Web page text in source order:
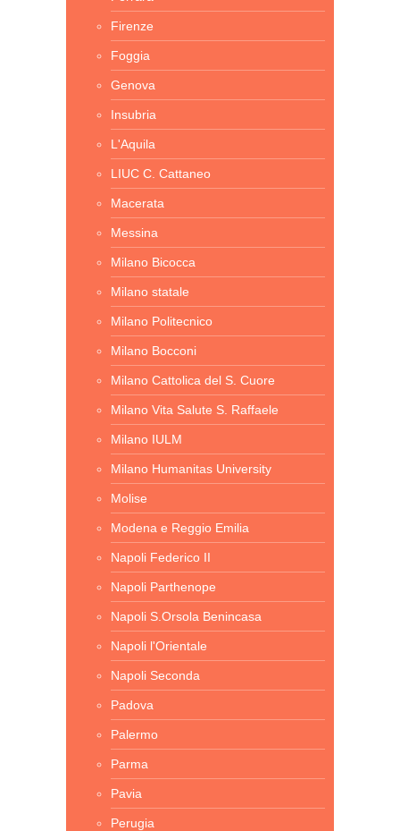
Firenze
Foggia
Genova
Insubria
L'Aquila
LIUC C. Cattaneo
Macerata
Messina
Milano Bicocca
Milano statale
Milano Politecnico
Milano Bocconi
Milano Cattolica del S. Cuore
Milano Vita Salute S. Raffaele
Milano IULM
Milano Humanitas University
Molise
Modena e Reggio Emilia
Napoli Federico II
Napoli Parthenope
Napoli S.Orsola Benincasa
Napoli l'Orientale
Napoli Seconda
Padova
Palermo
Parma
Pavia
Perugia